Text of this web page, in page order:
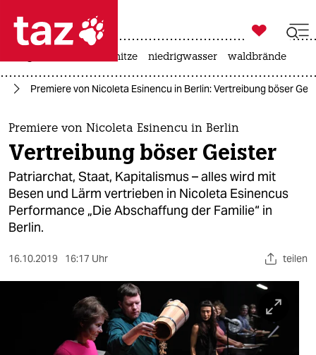
 taz zahl ich
taz zahl ich
themen
politik
öko
gesellschaft
kultur
sport

taz zahl ich
hitze niedrigwasser waldbrände
Premiere von Nicoleta Esinencu in Berlin: Vertreibung böser
Premiere von Nicoleta Esinencu in Berlin
Vertreibung böser Geister
Patriarchat, Staat, Kapitalismus – alles wird mit
Besen und Lärm vertrieben in Nicoleta Esinencus
Performance „Die Abschaffung der Familie“ in
Berlin.
16.10.2019 16:17 Uhr teilen